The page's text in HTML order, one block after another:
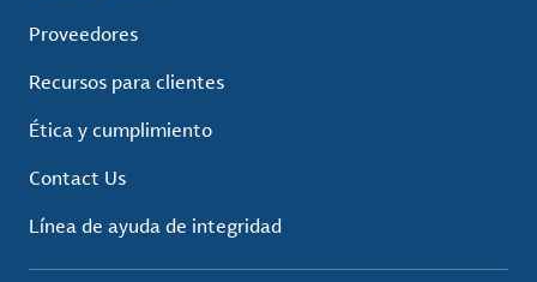
Proveedores
Recursos para clientes
Ética y cumplimiento
Contact Us
Línea de ayuda de integridad